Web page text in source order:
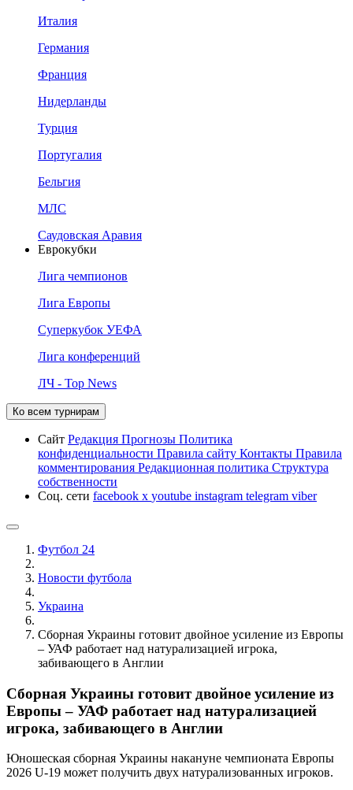
Италия
Германия
Франция
Нидерланды
Турция
Португалия
Бельгия
МЛС
Саудовская Аравия
Еврокубки
Лига чемпионов
Лига Европы
Суперкубок УЕФА
Лига конференций
ЛЧ - Top News
Ко всем турнирам
Сайт Редакция Прогнозы Политика
конфиденциальности Правила сайту Контакты Правила
комментирования Редакционная политика Структура
собственности
Соц. сети facebook x youtube instagram telegram viber
Футбол 24
Новости футбола
Украина
Сборная Украины готовит двойное усиление из Европы
– УАФ работает над натурализацией игрока,
забивающего в Англии
Сборная Украины готовит двойное усиление из
Европы – УАФ работает над натурализацией
игрока, забивающего в Англии
Юношеская сборная Украины накануне чемпионата Европы
2026 U-19 может получить двух натурализованных игроков.